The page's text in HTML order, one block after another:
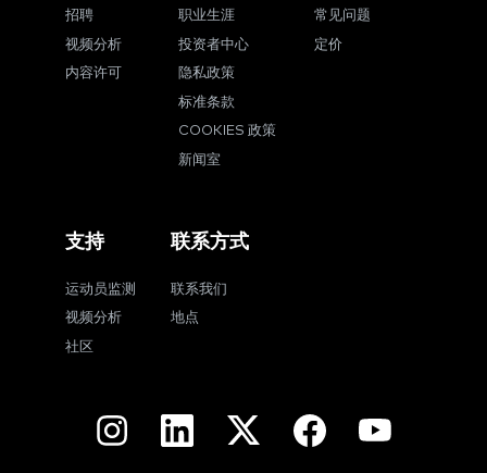
招聘
视频分析
内容许可
职业生涯
投资者中心
隐私政策
标准条款
COOKIES 政策
新闻室
常见问题
定价
支持
运动员监测
视频分析
社区
联系方式
联系我们
地点